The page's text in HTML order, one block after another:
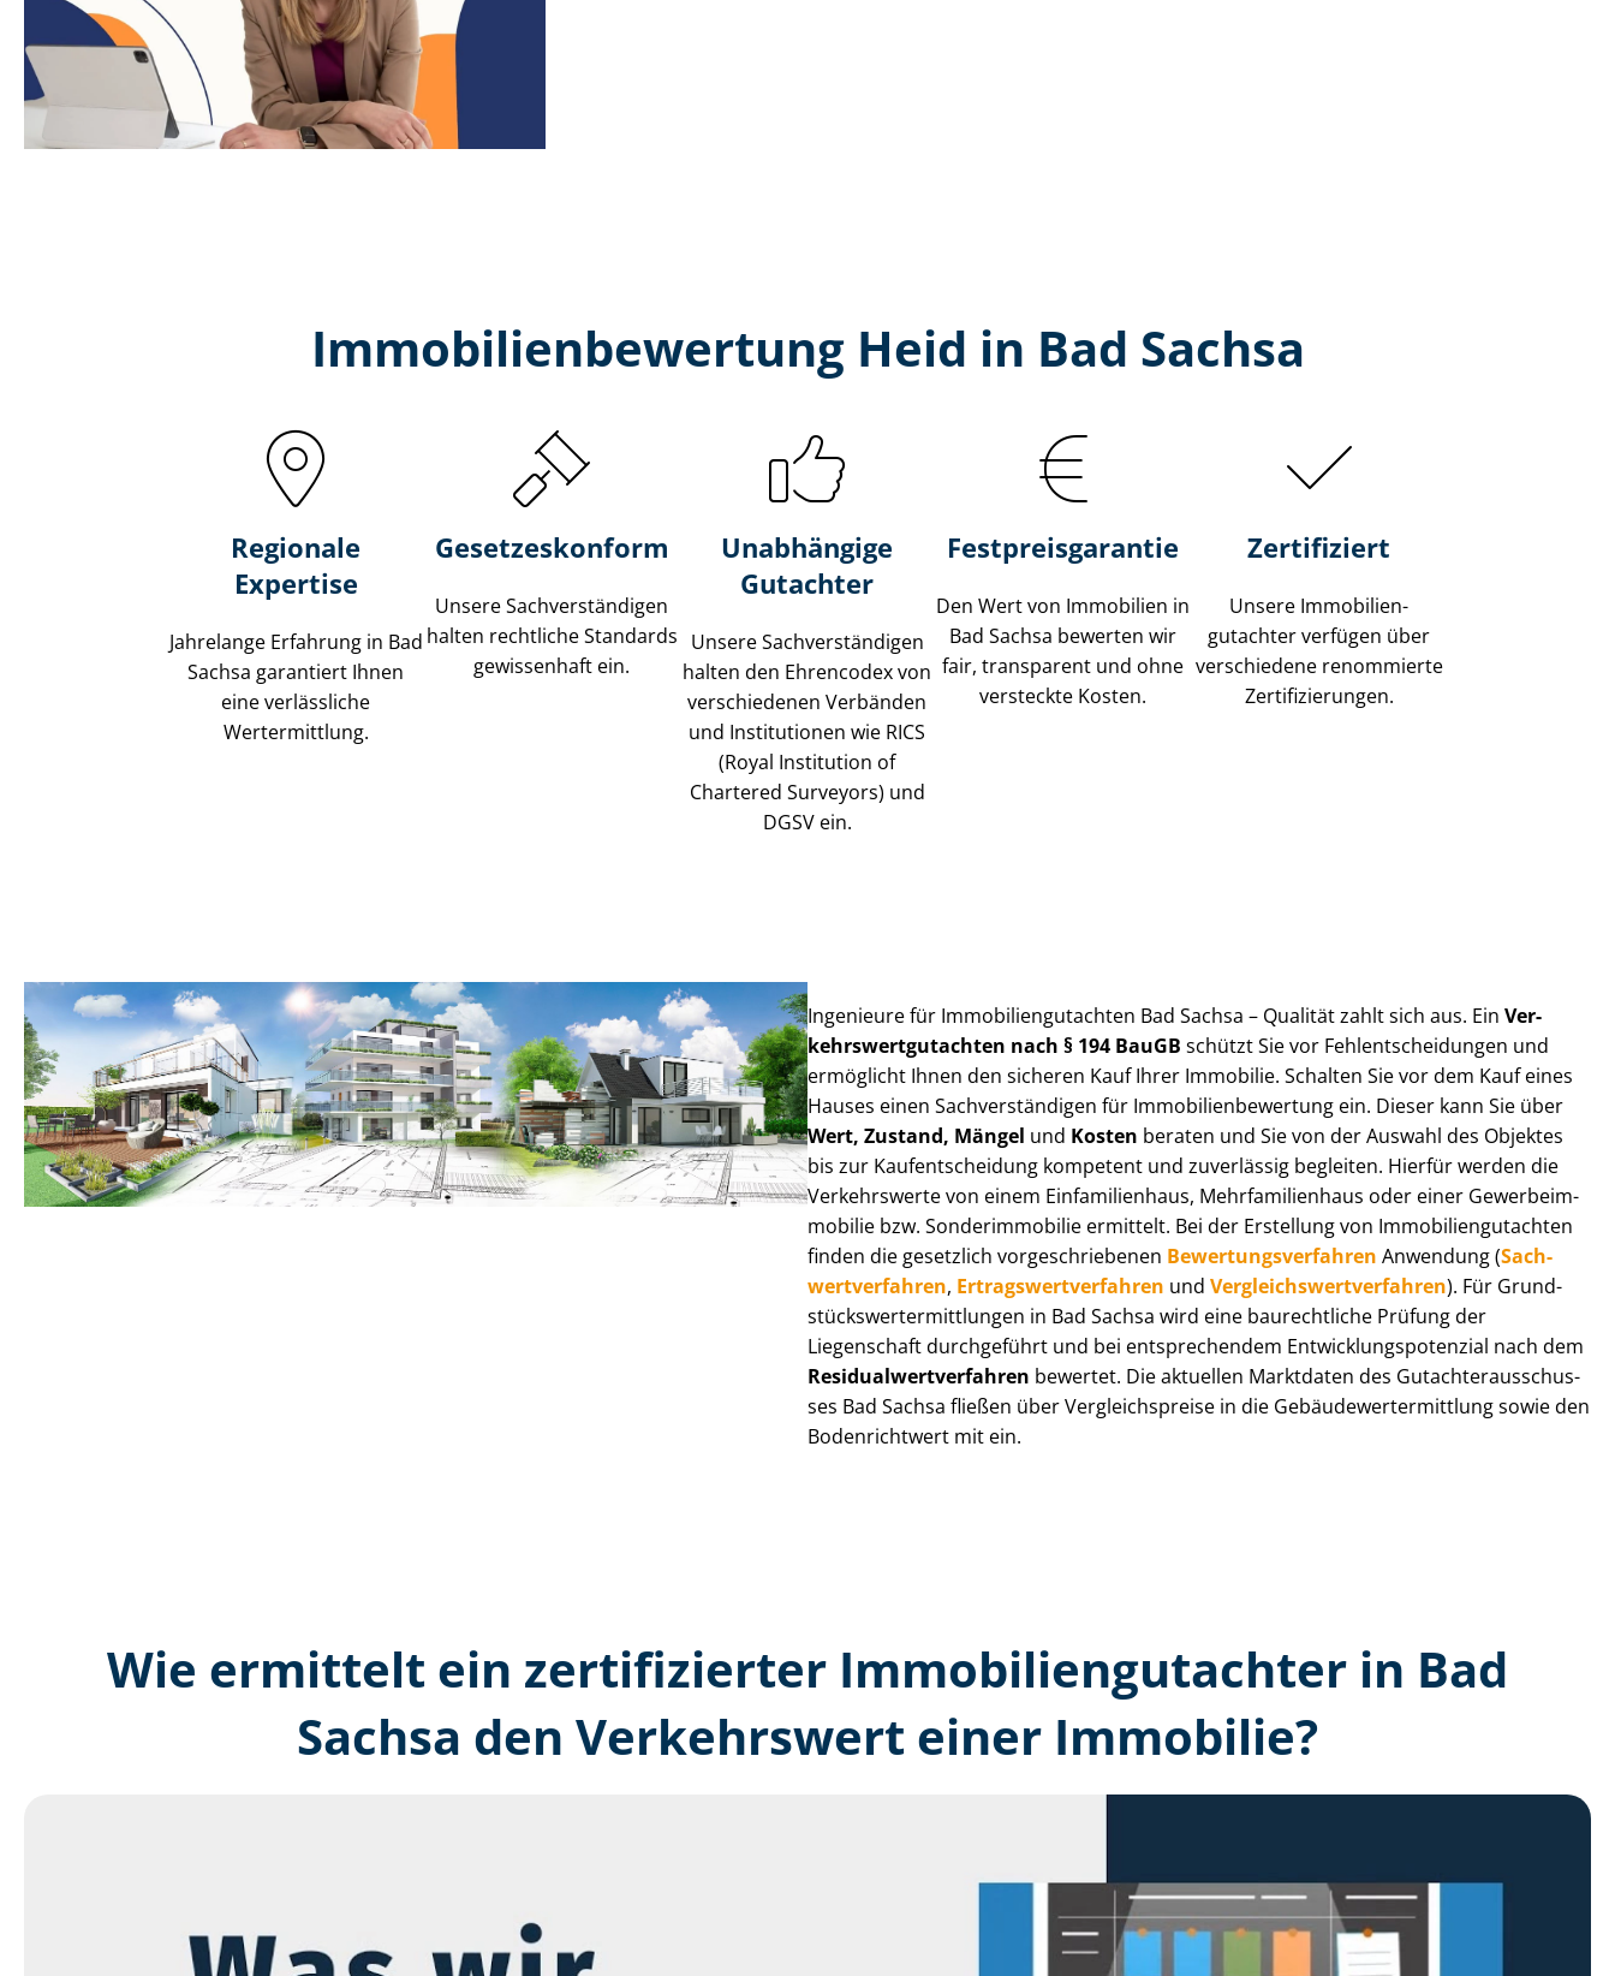
Immobilien­bewertung Heid in Bad Sachsa
Regionale
Expertise
Jahrelange Erfahrung in Bad
Sachsa garantiert Ihnen
eine verlässliche
Wertermittlung.
Gesetzes­konform
Unsere Sach­ver­stän­di­gen
halten rechtliche Standards
gewissenhaft ein.
Unabhängige
Gutachter
Unsere Sach­ver­stän­di­gen
halten den Ehrencodex von
verschiedenen Verbänden
und Institutionen wie RICS
(Royal Institution of
Chartered Surveyors) und
DGSV ein.
Festpreis​garantie
Den Wert von Immobilien in
Bad Sachsa bewerten wir
fair, transparent und ohne
versteckte Kosten.
Zertifiziert
Unsere Immobilien­
gutachter verfügen über
verschiedene renommierte
Zer­ti­fi­zie­run­gen.
Ingenieure für Im­mo­bi­li­en­gut­ach­ten Bad Sachsa – Qualität zahlt sich aus. Ein Ver­
kehrs­wert­gut­ach­ten nach § 194 BauGB schützt Sie vor Fehl­ent­schei­dun­gen und
ermöglicht Ihnen den sicheren Kauf Ihrer Immobilie. Schalten Sie vor dem Kauf eines
Hauses einen Sach­ver­stän­di­gen für Im­mo­bi­li­en­be­wer­tung ein. Dieser kann Sie über
Wert, Zustand, Mängel und Kosten beraten und Sie von der Auswahl des Objektes
bis zur Kauf­ent­schei­dung kompetent und zuverlässig begleiten. Hierfür werden die
Verkehrswerte von einem Einfamilienhaus, Mehr­fa­mi­li­en­haus oder einer Ge­wer­be­im­
mo­bi­lie bzw. Sonderimmobilie ermittelt. Bei der Erstellung von Im­mo­bi­li­en­gut­ach­ten
finden die gesetzlich vor­ge­schrie­be­nen Be­wer­tungs­ver­fah­ren Anwendung (Sach­
wert­ver­fah­ren, Er­trags­wert­ver­fah­ren und Ver­gleichs­wert­ver­fah­ren). Für Grund­
stücks­wert­ermitt­lun­gen in Bad Sachsa wird eine baurechtliche Prüfung der
Liegenschaft durchgeführt und bei entsprechendem Ent­wick­lungs­po­ten­zi­al nach dem
Re­si­du­al­wert­ver­fah­ren bewertet. Die aktuellen Marktdaten des Gut­ach­ter­aus­schus­
ses Bad Sachsa fließen über Ver­gleichs­prei­se in die Ge­bäu­de­wert­ermitt­lung sowie den
Bodenrichtwert mit ein.
Wie ermittelt ein zertifizierter Immobilien­gutachter in Bad
Sachsa den Verkehrswert einer Immobilie?